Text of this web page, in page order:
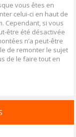
vous êtes en
celui-ci en haut de
Cependant, si vous
être été désactivée
n’a peut-être
de remonter le sujet
de le faire tout en